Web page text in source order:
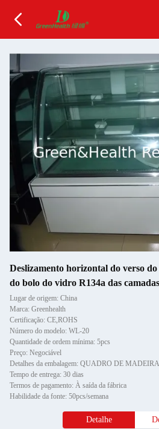
Deslizamento horizontal do verso
do bolo do vidro R134a das
Lugar de origem: China
Marca: Greenhealth
Certificação: CE,ROHS
Número do modelo: WL-20
Quantidade de ordem mínima: 5pcs
Preço: Negociável
Detalhes da embalagem: QUADRO DE MADEIRA
Tempo de entrega: 30 dias
Termos de pagamento: À saída da fábrica
Habilidade da fonte: 50pcs/semana
Detalhe